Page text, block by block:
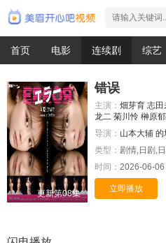
首页 电影 连续剧 综艺
更新第08集
错误
主演： 畑芽育 志田
龙二 菊川怜 榊原
导演： 山本大辅 的
类型： 剧情,日剧,
时间： 2026-06-
立即播放